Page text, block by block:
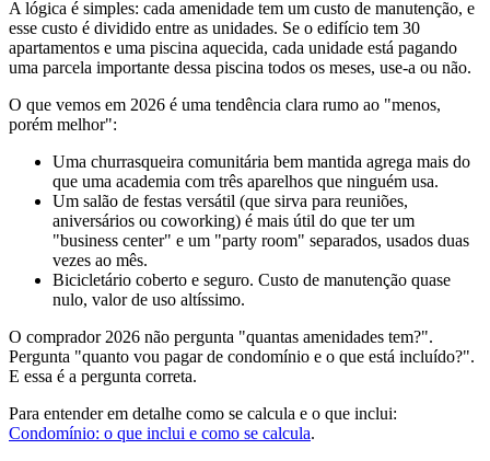
A lógica é simples: cada amenidade tem um custo de manutenção, e
esse custo é dividido entre as unidades. Se o edifício tem 30
apartamentos e uma piscina aquecida, cada unidade está pagando
uma parcela importante dessa piscina todos os meses, use-a ou não.
O que vemos em 2026 é uma tendência clara rumo ao "menos,
porém melhor":
Uma churrasqueira comunitária bem mantida agrega mais do
que uma academia com três aparelhos que ninguém usa.
Um salão de festas versátil (que sirva para reuniões,
aniversários ou coworking) é mais útil do que ter um
"business center" e um "party room" separados, usados duas
vezes ao mês.
Bicicletário coberto e seguro. Custo de manutenção quase
nulo, valor de uso altíssimo.
O comprador 2026 não pergunta "quantas amenidades tem?".
Pergunta "quanto vou pagar de condomínio e o que está incluído?".
E essa é a pergunta correta.
Para entender em detalhe como se calcula e o que inclui:
Condomínio: o que inclui e como se calcula.